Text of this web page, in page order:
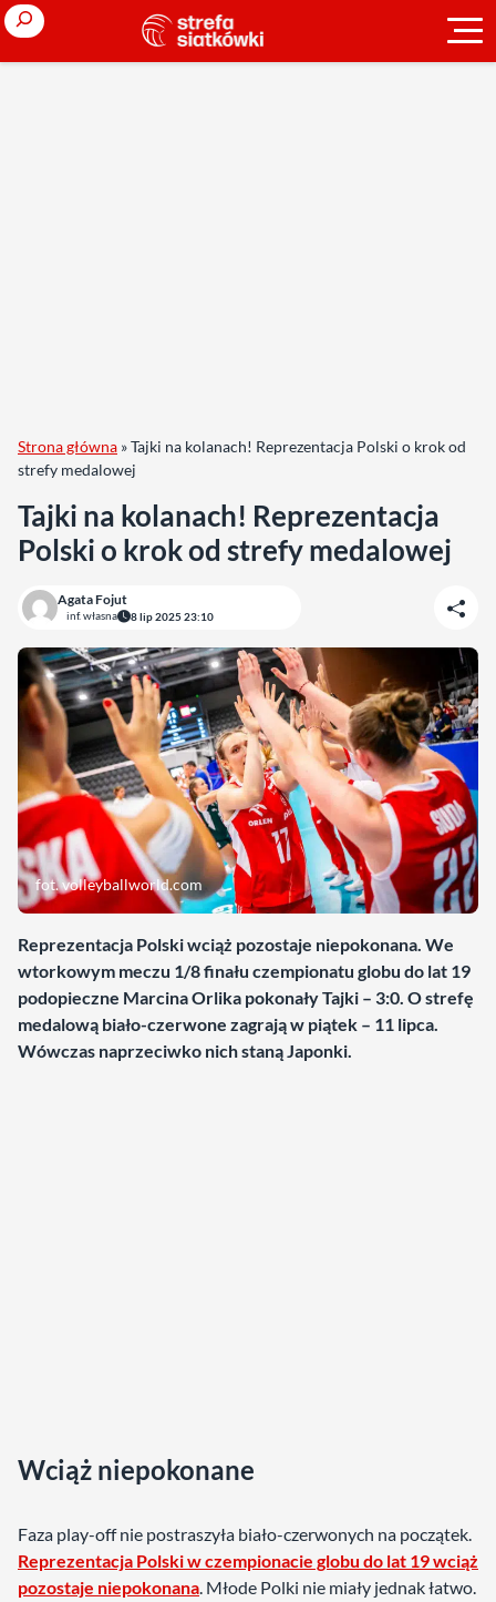
Search
Strona główna »Tajki na kolanach! Reprezentacja Polski o krok od
strefy medalowej
Tajki na kolanach! Reprezentacja
Polski o krok od strefy medalowej
Agata Fojut
inf. własna 8 lip 2025 23:10
fot. volleyballworld.com
Reprezentacja Polski wciąż pozostaje niepokonana. We
wtorkowym meczu 1/8 finału czempionatu globu do lat 19
podopieczne Marcina Orlika pokonały Tajki – 3:0. O strefę
medalową biało-czerwone zagrają w piątek – 11 lipca.
Wówczas naprzeciwko nich staną Japonki.
Wciąż niepokonane
Faza play-off nie postraszyła biało-czerwonych na początek.
Reprezentacja Polski w czempionacie globu do lat 19 wciąż
pozostaje niepokonana. Młode Polki nie miały jednak łatwo.